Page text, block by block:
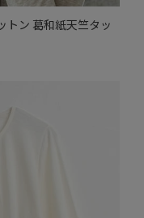
トン 葛和紙天竺タッ